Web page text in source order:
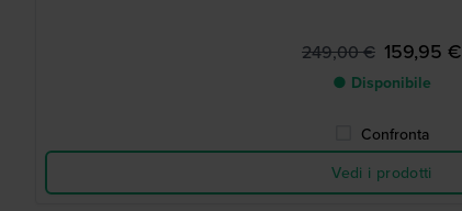
249,00 € 159,95 €
● Disponibile
Confronta
Vedi i prodotti